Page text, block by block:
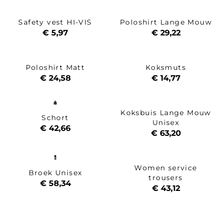
Safety vest HI-VIS
€ 5,97
Poloshirt Lange Mouw
€ 29,22
Poloshirt Matt
€ 24,58
Koksmuts
€ 14,77
Schort
€ 42,66
Koksbuis Lange Mouw
Unisex
€ 63,20
Broek Unisex
€ 58,34
Women service
trousers
€ 43,12